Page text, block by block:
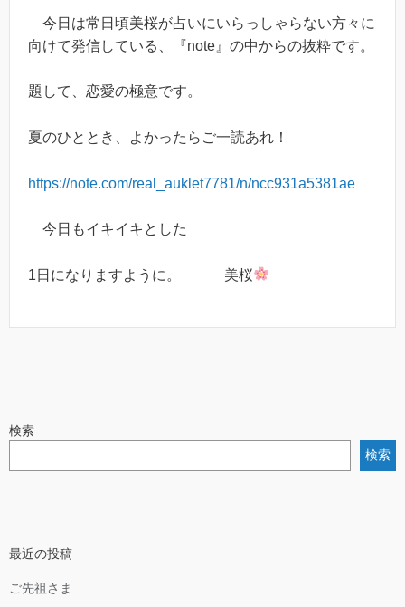
今日は常日頃美桜が占いにいらっしゃらない方々に
向けて発信している、『note』の中からの抜粋です。
題して、恋愛の極意です。
夏のひととき、よかったらご一読あれ！
https://note.com/real_auklet7781/n/ncc931a5381ae
今日もイキイキとした
1日になりますように。 美桜
検索
検索
最近の投稿
ご先祖さま